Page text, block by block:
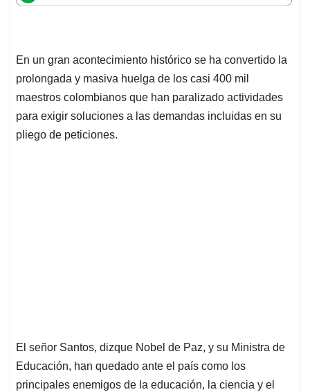
t
p
p
e
o
k
k
I
n
i
e
s
En un gran acontecimiento histórico se ha convertido la
prolongada y masiva huelga de los casi 400 mil
maestros colombianos que han paralizado actividades
para exigir soluciones a las demandas incluidas en su
pliego de peticiones.
El señor Santos, dizque Nobel de Paz, y su Ministra de
Educación, han quedado ante el país como los
principales enemigos de la educación, la ciencia y el